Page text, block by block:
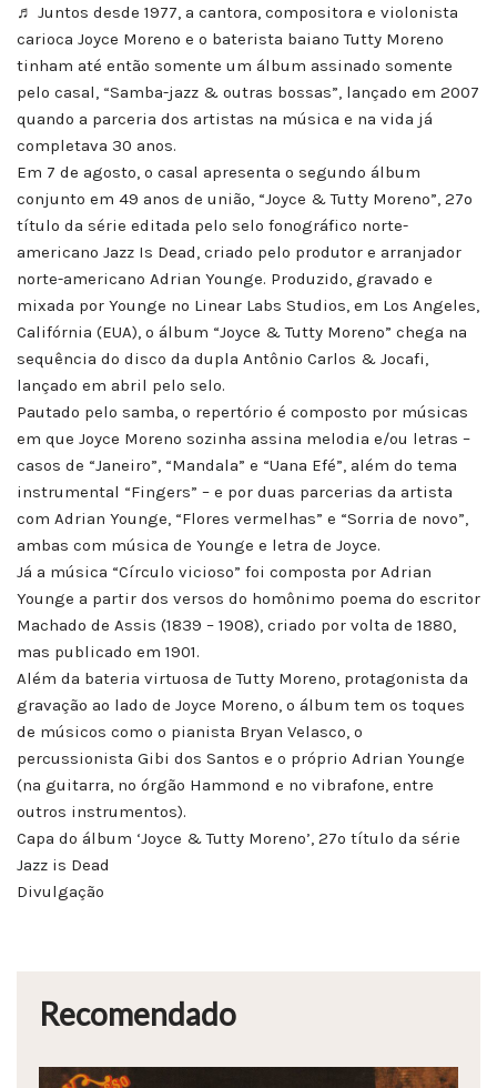
♬ Juntos desde 1977, a cantora, compositora e violonista
carioca Joyce Moreno e o baterista baiano Tutty Moreno
tinham até então somente um álbum assinado somente
pelo casal, “Samba-jazz & outras bossas”, lançado em 2007
quando a parceria dos artistas na música e na vida já
completava 30 anos.
Em 7 de agosto, o casal apresenta o segundo álbum
conjunto em 49 anos de união, “Joyce & Tutty Moreno”, 27º
título da série editada pelo selo fonográfico norte-
americano Jazz Is Dead, criado pelo produtor e arranjador
norte-americano Adrian Younge. Produzido, gravado e
mixada por Younge no Linear Labs Studios, em Los Angeles,
Califórnia (EUA), o álbum “Joyce & Tutty Moreno” chega na
sequência do disco da dupla Antônio Carlos & Jocafi,
lançado em abril pelo selo.
Pautado pelo samba, o repertório é composto por músicas
em que Joyce Moreno sozinha assina melodia e/ou letras –
casos de “Janeiro”, “Mandala” e “Uana Efé”, além do tema
instrumental “Fingers” – e por duas parcerias da artista
com Adrian Younge, “Flores vermelhas” e “Sorria de novo”,
ambas com música de Younge e letra de Joyce.
Já a música “Círculo vicioso” foi composta por Adrian
Younge a partir dos versos do homônimo poema do escritor
Machado de Assis (1839 – 1908), criado por volta de 1880,
mas publicado em 1901.
Além da bateria virtuosa de Tutty Moreno, protagonista da
gravação ao lado de Joyce Moreno, o álbum tem os toques
de músicos como o pianista Bryan Velasco, o
percussionista Gibi dos Santos e o próprio Adrian Younge
(na guitarra, no órgão Hammond e no vibrafone, entre
outros instrumentos).
Capa do álbum ‘Joyce & Tutty Moreno’, 27º título da série
Jazz is Dead
Divulgação
Recomendado